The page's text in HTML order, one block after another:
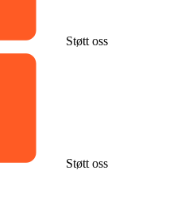
Støtt oss
Støtt oss